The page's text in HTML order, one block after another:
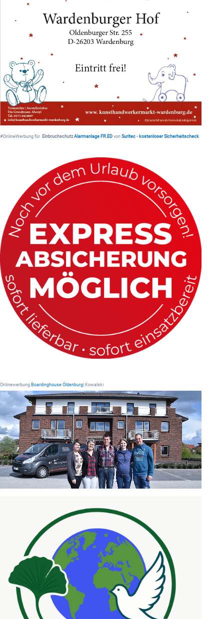
#OnlineWerbung für Einbruchschutz Alarmanlage FR.ED von Suritec • kostenloser Sicherheitscheck
Onlinewerbung Boardinghouse Oldenburg | Kowalski